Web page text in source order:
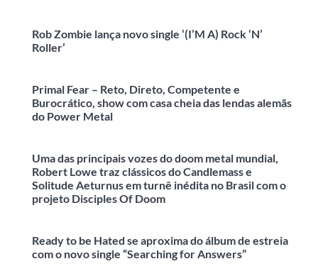
Rob Zombie lança novo single ‘(I’M A) Rock ‘N’
Roller’
Primal Fear – Reto, Direto, Competente e
Burocrático, show com casa cheia das lendas alemãs
do Power Metal
Uma das principais vozes do doom metal mundial,
Robert Lowe traz clássicos do Candlemass e
Solitude Aeturnus em turnê inédita no Brasil com o
projeto Disciples Of Doom
Ready to be Hated se aproxima do álbum de estreia
com o novo single “Searching for Answers”